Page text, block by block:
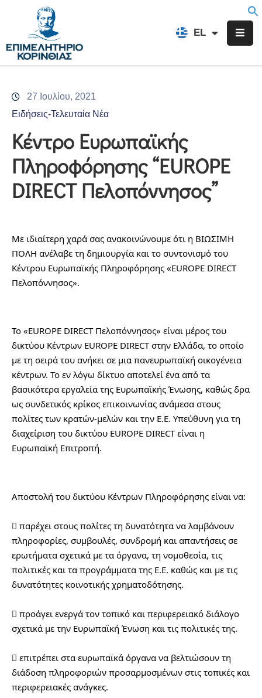
EL
FR
Επιμελητήριο
Υπηρεσίες
Προγράμματα
Δράσεις
Εκδηλώσεις
27 Ιουλίου, 2021
Ειδήσεις-Τελευταία Νέα
Κέντρο Ευρωπαϊκής
Πληροφόρησης “EUROPE
DIRECT Πελοπόννησος”
Με ιδιαίτερη χαρά σας ανακοινώνουμε ότι η ΒΙΩΣΙΜΗ
ΠΟΛΗ ανέλαβε τη δημιουργία και το συντονισμό του
Κέντρου Ευρωπαϊκής Πληροφόρησης «EUROPE DIRECT
Πελοπόννησος».
Το «EUROPE DIRECT Πελοπόννησος» είναι μέρος του
δικτύου Κέντρων EUROPE DIRECT στην Ελλάδα, το οποίο
με τη σειρά του ανήκει σε μια πανευρωπαϊκή οικογένεια
κέντρων. Το εν λόγω δίκτυο αποτελεί ένα από τα
βασικότερα εργαλεία της Ευρωπαϊκής Ένωσης, καθώς δρα
ως συνδετικός κρίκος επικοινωνίας ανάμεσα στους
πολίτες των κρατών-μελών και την Ε.Ε. Υπεύθυνη για τη
διαχείριση του δικτύου EUROPE DIRECT είναι η
Ευρωπαϊκή Επιτροπή.
Αποστολή του δικτύου Κέντρων Πληροφόρησης είναι να:
 παρέχει στους πολίτες τη δυνατότητα να λαμβάνουν
πληροφορίες, συμβουλές, συνδρομή και απαντήσεις σε
ερωτήματα σχετικά με τα όργανα, τη νομοθεσία, τις
πολιτικές και τα προγράμματα της Ε.Ε. καθώς και με τις
δυνατότητες κοινοτικής χρηματοδότησης.
 προάγει ενεργά τον τοπικό και περιφερειακό διάλογο
σχετικά με την Ευρωπαϊκή Ένωση και τις πολιτικές της.
 επιτρέπει στα ευρωπαϊκά όργανα να βελτιώσουν τη
διάδοση πληροφοριών προσαρμοσμένων στις τοπικές και
περιφερειακές ανάγκες.